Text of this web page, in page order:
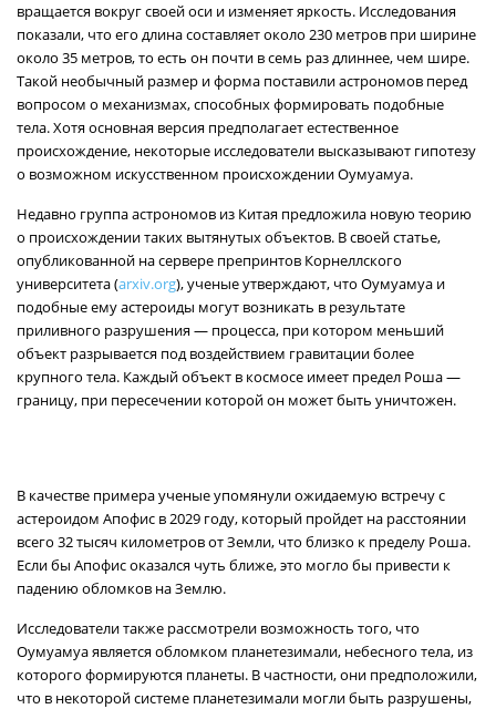
вращается вокруг своей оси и изменяет яркость. Исследования
показали, что его длина составляет около 230 метров при ширине
около 35 метров, то есть он почти в семь раз длиннее, чем шире.
Такой необычный размер и форма поставили астрономов перед
вопросом о механизмах, способных формировать подобные
тела. Хотя основная версия предполагает естественное
происхождение, некоторые исследователи высказывают гипотезу
о возможном искусственном происхождении Оумуамуа.
Недавно группа астрономов из Китая предложила новую теорию
о происхождении таких вытянутых объектов. В своей статье,
опубликованной на сервере препринтов Корнеллского
университета (arxiv.org), ученые утверждают, что Оумуамуа и
подобные ему астероиды могут возникать в результате
приливного разрушения — процесса, при котором меньший
объект разрывается под воздействием гравитации более
крупного тела. Каждый объект в космосе имеет предел Роша —
границу, при пересечении которой он может быть уничтожен.
В качестве примера ученые упомянули ожидаемую встречу с
астероидом Апофис в 2029 году, который пройдет на расстоянии
всего 32 тысяч километров от Земли, что близко к пределу Роша.
Если бы Апофис оказался чуть ближе, это могло бы привести к
падению обломков на Землю.
Исследователи также рассмотрели возможность того, что
Оумуамуа является обломком планетезимали, небесного тела, из
которого формируются планеты. В частности, они предположили,
что в некоторой системе планетезимали могли быть разрушены,